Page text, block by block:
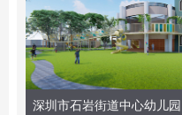
深圳市石岩街道中心幼儿园